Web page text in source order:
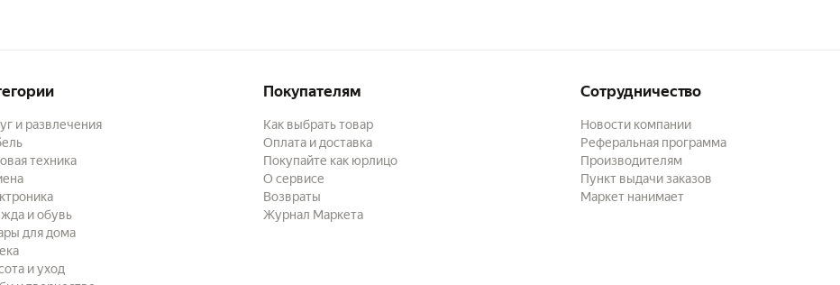
и развлечения
техника
и обувь
для дома
и уход
Покупателям
Как выбрать товар
Оплата и доставка
Покупайте как юрлицо
О сервисе
Возвраты
Журнал Маркета
Сотрудничество
Новости компании
Реферальная программа
Производителям
Пункт выдачи заказов
Маркет нанимает